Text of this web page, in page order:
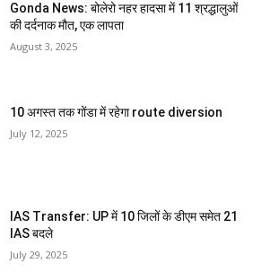
Gonda News: बोलेरो नहर हादसा में 11 श्रद्धालुओं
की दर्दनाक मौत, एक लापता
August 3, 2025
10 अगस्त तक गोंडा में रहेगा route diversion
July 12, 2025
IAS Transfer: UP में 10 जिलों के डीएम समेत 21
IAS बदले
July 29, 2025